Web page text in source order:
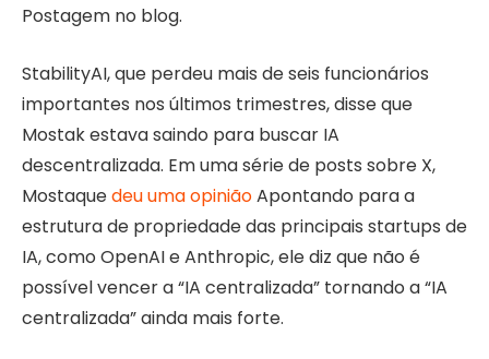
Postagem no blog.
StabilityAI, que perdeu mais de seis funcionários
importantes nos últimos trimestres, disse que
Mostak estava saindo para buscar IA
descentralizada. Em uma série de posts sobre X,
Mostaquedeu uma opiniãoApontando para a
estrutura de propriedade das principais startups de
IA, como OpenAI e Anthropic, ele diz que não é
possível vencer a “IA centralizada” tornando a “IA
centralizada” ainda mais forte.